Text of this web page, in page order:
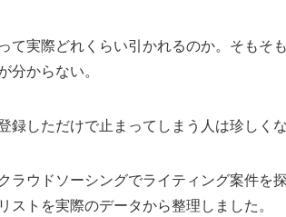
て実際どれくらい引かれるのか。そもそ
分からない。
録しただけで止まってしまう人は珍しくな
ラウドソーシングでライティング案件を
ストを実際のデータから整理しました。